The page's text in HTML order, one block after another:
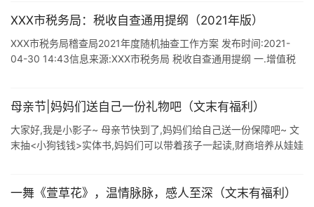
XXX市税务局：税收自查通用提纲（2021年版）
XXX市税务局稽查局2021年度随机抽查工作方案 发布时间:2021-
04-30 14:43信息来源:XXX市税务局 税收自查通用提纲 一.增值税
母亲节|妈妈们送自己一份礼物吧（文末有福利）
大家好,我是小影子~ 母亲节快到了,妈妈们给自己送一份保障吧~ 文
末抽<小狗钱钱>实体书,妈妈们可以带着孩子一起读,财商培养从娃娃
一舞《萱草花》，温情脉脉，感人至深（文末有福利）